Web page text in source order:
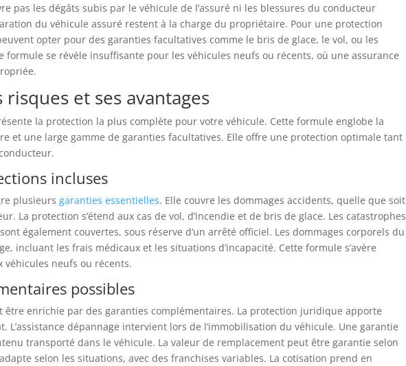
pas les dégâts subis par le véhicule de l’assuré ni les blessures du conducteur
du véhicule assuré restent à la charge du propriétaire. Pour une protection
opter pour des garanties facultatives comme le bris de glace, le vol, ou les
formule se révèle insuffisante pour les véhicules neufs ou récents, où une assurance
risques et ses avantages
la protection la plus complète pour votre véhicule. Cette formule englobe la
et une large gamme de garanties facultatives. Elle offre une protection optimale tant
incluses
plusieursgaranties essentielles. Elle couvre les dommages accidents, quelle que soit
La protection s’étend aux cas de vol, d’incendie et de bris de glace. Les catastrophes
également couvertes, sous réserve d’un arrêté officiel. Les dommages corporels du
incluant les frais médicaux et les situations d’incapacité. Cette formule s’avère
neufs ou récents.
possibles
être enrichie par des garanties complémentaires. La protection juridique apporte
L’assistance dépannage intervient lors de l’immobilisation du véhicule. Une garantie
transporté dans le véhicule. La valeur de remplacement peut être garantie selon
selon les situations, avec des franchises variables. La cotisation prend en